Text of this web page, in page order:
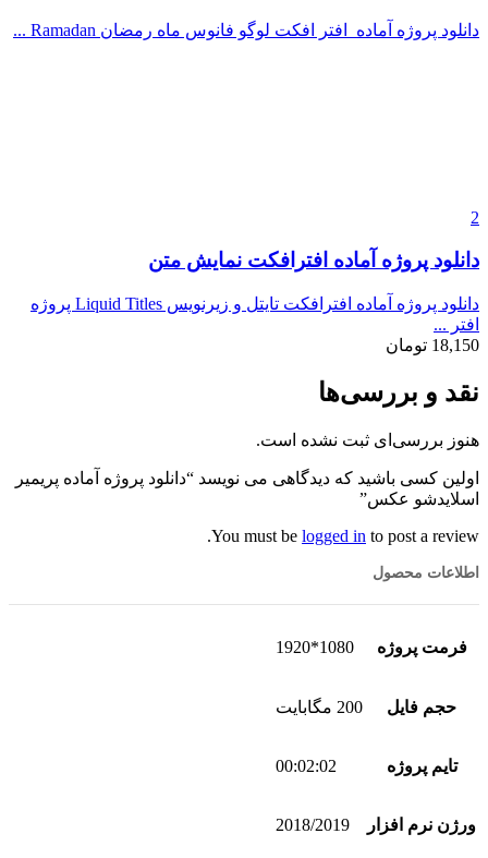
دانلود پروژه آماده افتر افکت لوگو فانوس ماه رمضان Ramadan ...
2
دانلود پروژه آماده افترافکت نمایش متن
دانلود پروژه آماده افترافکت تایتل و زیرنویس Liquid Titles پروژه
افتر ...
18,150 تومان
نقد و بررسی‌ها
هنوز بررسی‌ای ثبت نشده است.
اولین کسی باشید که دیدگاهی می نویسد “دانلود پروژه آماده پریمیر
اسلایدشو عکس”
You must be logged in to post a review.
اطلاعات محصول
فرمت پروژه 1080*1920
حجم فایل 200 مگابایت
تایم پروژه 00:02:02
ورژن نرم افزار 2018/2019